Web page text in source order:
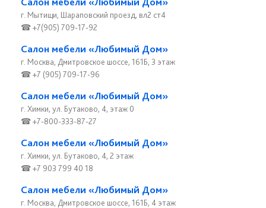
г. Мытищи, Шараповский проезд, вл2 ст4
☎ +7(905) 709-17-92
Салон мебели «Любимый Дом»
г. Москва, Дмитровское шоссе, 161Б, 3 этаж
☎ +7 (905) 709-17-96
Салон мебели «Любимый Дом»
г. Химки, ул. Бутаково, 4, этаж 0
☎ +7-800-333-87-27
Салон мебели «Любимый Дом»
г. Химки, ул. Бутаково, 4, 2 этаж
☎ +7 903 799 40 18
Салон мебели «Любимый Дом»
г. Москва, Дмитровское шоссе, 161Б, 4 этаж